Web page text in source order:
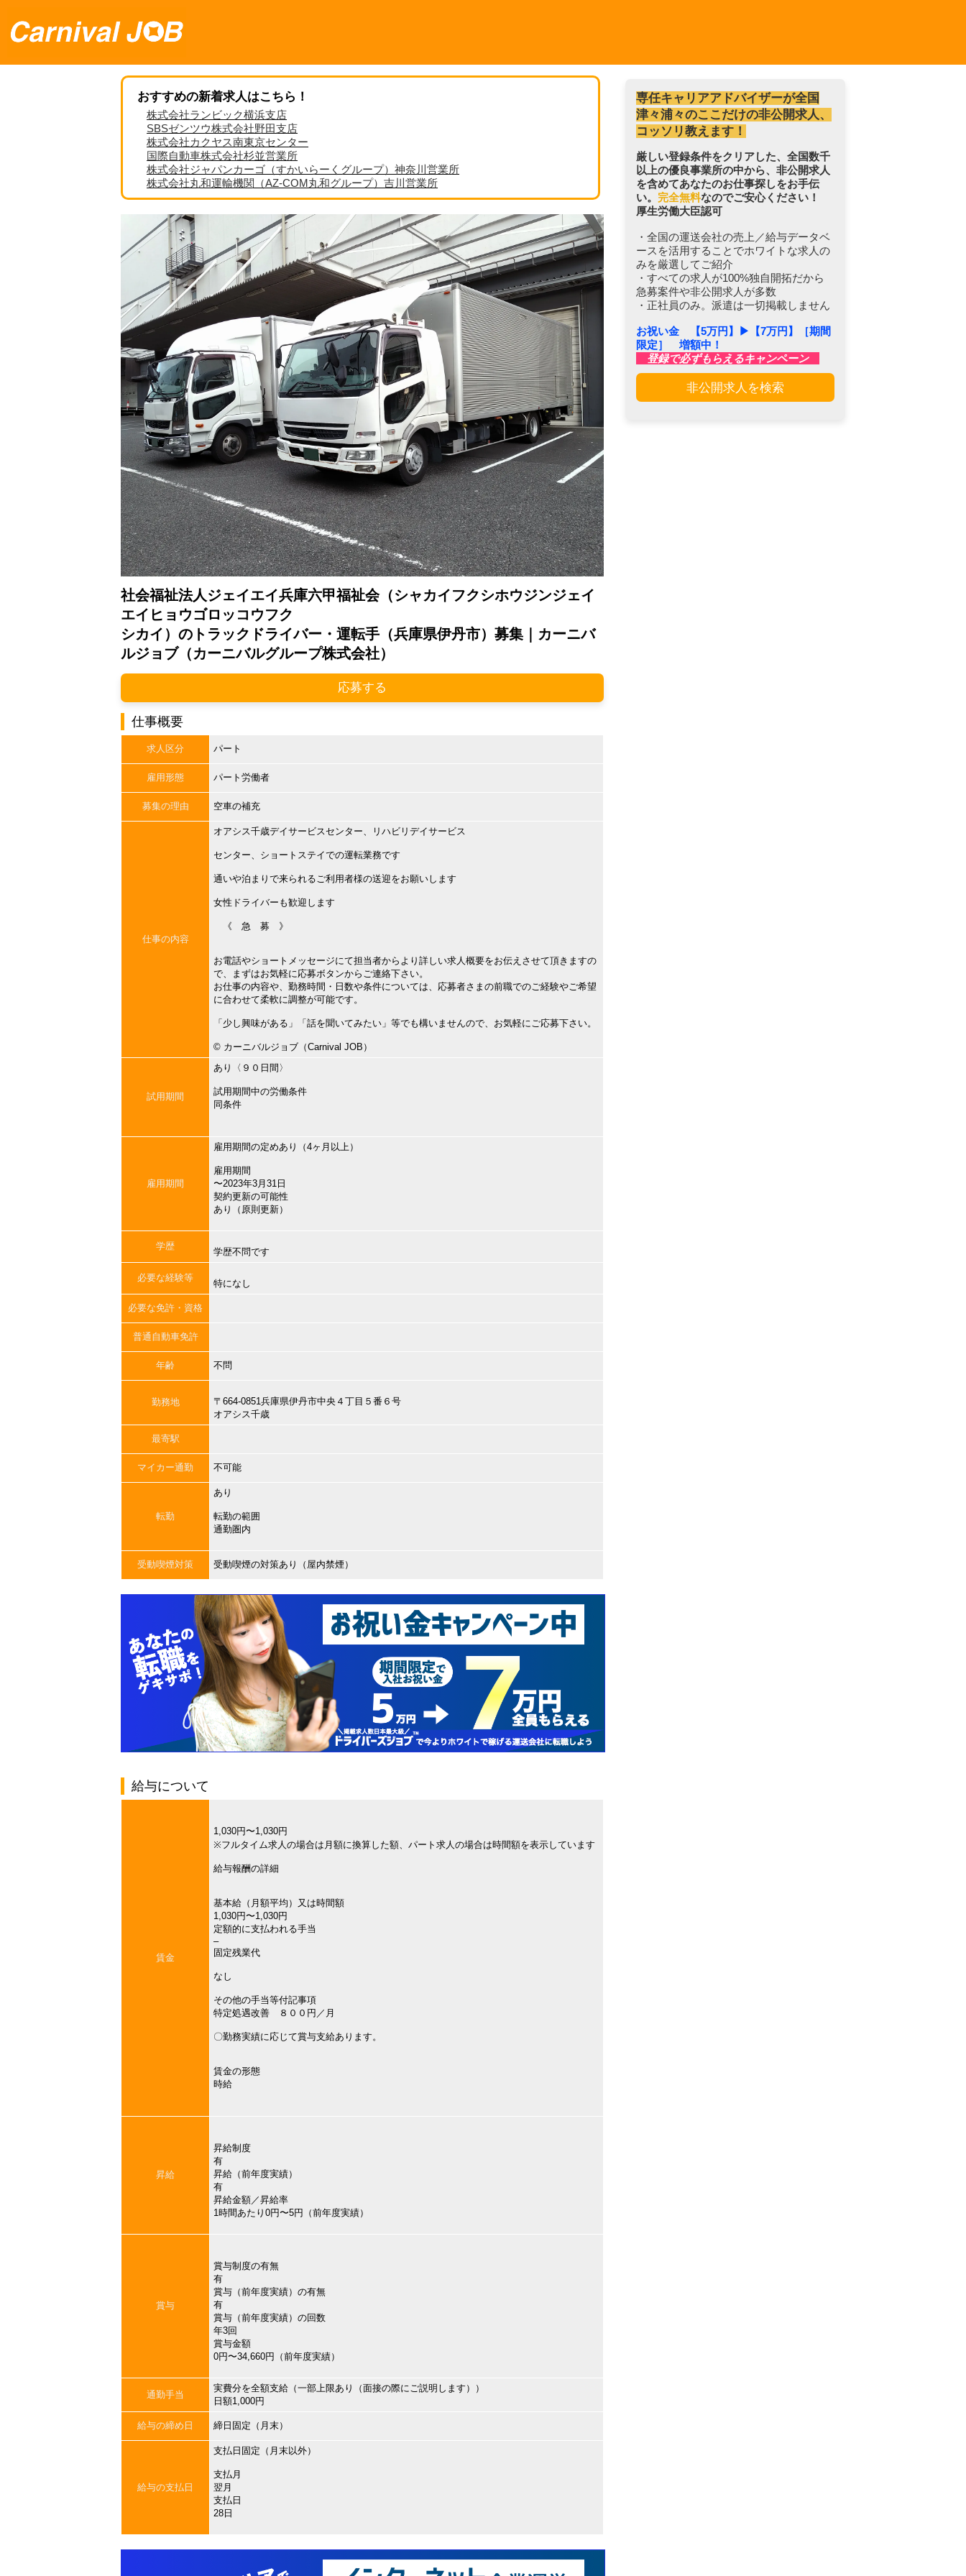
おすすめの新着求人はこちら！
株式会社ランビック横浜支店
SBSゼンツウ株式会社野田支店
株式会社カクヤス南東京センター
国際自動車株式会社杉並営業所
株式会社ジャパンカーゴ（すかいらーくグループ）神奈川営業所
株式会社丸和運輸機関（AZ-COM丸和グループ）吉川営業所
社会福祉法人ジェイエイ兵庫六甲福祉会（シャカイフクシホウジンジェイ
エイヒョウゴロッコウフク
シカイ）のトラックドライバー・運転手（兵庫県伊丹市）募集｜カーニバ
ルジョブ（カーニバルグループ株式会社）
応募する
仕事概要
求人区分 パート
雇用形態 パート労働者
募集の理由 空車の補充
仕事の内容
オアシス千歳デイサービスセンター、リハビリデイサービス
センター、ショートステイでの運転業務です
通いや泊まりで来られるご利用者様の送迎をお願いします
女性ドライバーも歓迎します
《 急 募 》
お電話やショートメッセージにて担当者からより詳しい求人概要をお伝えさせて頂きますの
で、まずはお気軽に応募ボタンからご連絡下さい。
お仕事の内容や、勤務時間・日数や条件については、応募者さまの前職でのご経験やご希望
に合わせて柔軟に調整が可能です。
「少し興味がある」「話を聞いてみたい」等でも構いませんので、お気軽にご応募下さい。
©︎ カーニバルジョブ（Carnival JOB）
試用期間
あり〈９０日間〉
試用期間中の労働条件
同条件
雇用期間
雇用期間の定めあり（4ヶ月以上）
雇用期間
〜2023年3月31日
契約更新の可能性
あり（原則更新）
学歴
学歴不問です
必要な経験等
特になし
必要な免許・資格
普通自動車免許
年齢 不問
勤務地
〒664-0851兵庫県伊丹市中央４丁目５番６号
オアシス千歳
最寄駅
マイカー通勤 不可能
転勤
あり
転勤の範囲
通勤圏内
受動喫煙対策 受動喫煙の対策あり（屋内禁煙）
給与について
賃金
1,030円〜1,030円
※フルタイム求人の場合は月額に換算した額、パート求人の場合は時間額を表示しています
給与報酬の詳細
基本給（月額平均）又は時間額
1,030円〜1,030円
定額的に支払われる手当
–
固定残業代
なし
その他の手当等付記事項
特定処遇改善 ８００円／月
〇勤務実績に応じて賞与支給あります。
賃金の形態
時給
昇給
昇給制度
有
昇給（前年度実績）
有
昇給金額／昇給率
1時間あたり0円〜5円（前年度実績）
賞与
賞与制度の有無
有
賞与（前年度実績）の有無
有
賞与（前年度実績）の回数
年3回
賞与金額
0円〜34,660円（前年度実績）
通勤手当
実費分を全額支給（一部上限あり（面接の際にご説明します））
日額1,000円
給与の締め日 締日固定（月末）
給与の支払日
支払日固定（月末以外）
支払月
翌月
支払日
28日
専任キャリアアドバイザーが全国
津々浦々のここだけの非公開求人、
コッソリ教えます！
厳しい登録条件をクリアした、全国数千
以上の優良事業所の中から、非公開求人
を含めてあなたのお仕事探しをお手伝
い。 完全無料なのでご安心ください！
厚生労働大臣認可
・全国の運送会社の売上／給与データベ
ースを活用することでホワイトな求人の
みを厳選してご紹介
・すべての求人が100%独自開拓だから
急募案件や非公開求人が多数
・正社員のみ。派遣は一切掲載しません
お祝い金 【5万円】▶︎【7万円】［期間
限定］ 増額中！
登録で必ずもらえるキャンペーン
非公開求人を検索